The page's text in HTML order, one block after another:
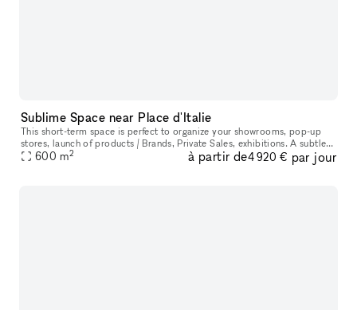
Sublime Space near Place d'Italie
This short-term space is perfect to organize your showrooms, pop-up
stores, launch of products / Brands, Private Sales, exhibitions. A subtle
caramel floor, white walls or stone, columns, very nice
600 m2 à partir de4 920 € par jour